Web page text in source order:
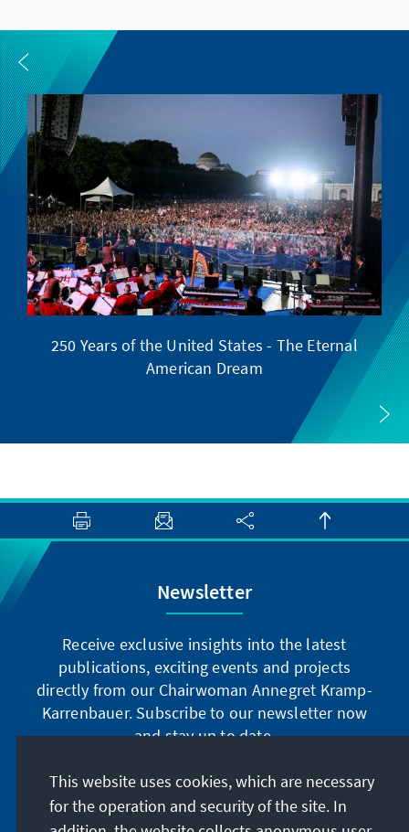
250 Years of the United States - The Eternal
American Dream
Newsletter
Receive exclusive insights into the latest
publications, exciting events and projects
directly from our Chairwoman Annegret Kramp-
Karrenbauer. Subscribe to our newsletter now
and stay up to date.
Subscribe now
This website uses cookies, which are necessary
for the operation and security of the site. In